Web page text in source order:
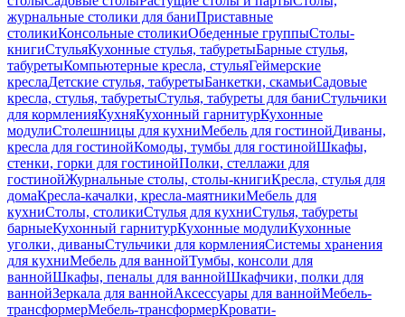
журнальные столики для баниПриставные
столикиКонсольные столикиОбеденные группыСтолы-
книгиСтульяКухонные стулья, табуретыБарные стулья,
табуретыКомпьютерные кресла, стульяГеймерские
креслаДетские стулья, табуретыБанкетки, скамьиСадовые
кресла, стулья, табуретыСтулья, табуреты для баниСтульчики
для кормленияКухняКухонный гарнитурКухонные
модулиСтолешницы для кухниМебель для гостинойДиваны,
кресла для гостинойКомоды, тумбы для гостинойШкафы,
стенки, горки для гостинойПолки, стеллажи для
гостинойЖурнальные столы, столы-книгиКресла, стулья для
домаКресла-качалки, кресла-маятникиМебель для
кухниСтолы, столикиСтулья для кухниСтулья, табуреты
барныеКухонный гарнитурКухонные модулиКухонные
уголки, диваныСтульчики для кормленияСистемы хранения
для кухниМебель для ваннойТумбы, консоли для
ваннойШкафы, пеналы для ваннойШкафчики, полки для
ваннойЗеркала для ваннойАксессуары для ваннойМебель-
трансформерМебель-трансформерКровати-